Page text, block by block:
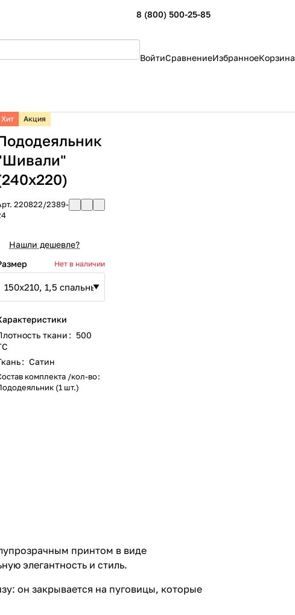
8 (800) 500-25-85
ВойтиСравнениеИзбранноеКорзина
Хит Акция
220822/2389-
Нашли дешевле?
Нет в наличии
ткани : 500
: Сатин
комплекта /кол-во:
(1 шт.)
принтом в виде
элегантность и стиль.
он закрывается на пуговицы, которые